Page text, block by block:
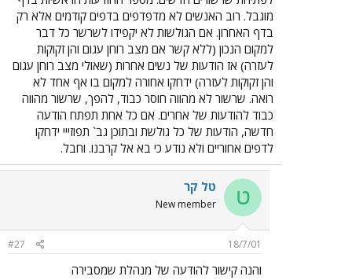
מוגבל. רוב האנשים לא מדפדפים בדפים קודמים אלא רק
בדף האחרון. אם הגולשות לא יקפידו לשרשר כל דבר
למקום הנכון (ללא קשר אם מצב רוחן עגום והן זקוקות
לעזרה) אז הודעות של נשים אחרות (שאולי מצב רוחן עגום
והן זקוקות לעזרה) ידחקו אחורה למקום בו אף אחד לא
רואה. שרשור לא מהווה חוסר כבוד, להפך, שרשור מהווה
כבוד להודעות של אחרים. אם כל אחת תפתח הודעה
חדשה, הודעות של כל גולשת ובתוכן גב` תפוזייי ידחקו
לדפים אחוריים ולא נודע כי בא אל קרבנו. וחבל.
ט טל קר
New member
18/7/01
#27
והנה קישור להודעה של מנהלת שמסבירה